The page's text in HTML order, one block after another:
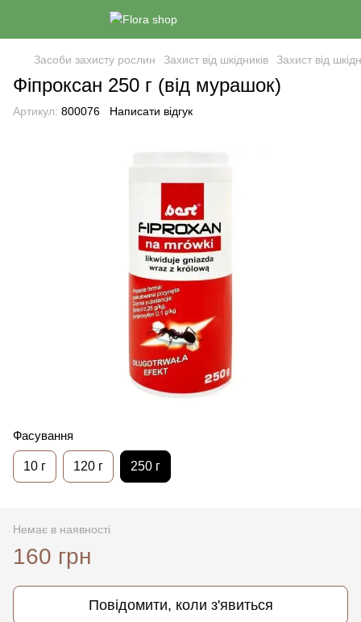
Засоби захисту рослин Захист від шкідників Захист від
Фіпроксан 250 г (від мурашок)
Артикул: 800076 Написати відгук
Фасування
10 г 120 г 250 г
Немає в наявності
160 грн
Повідомити, коли з'явиться